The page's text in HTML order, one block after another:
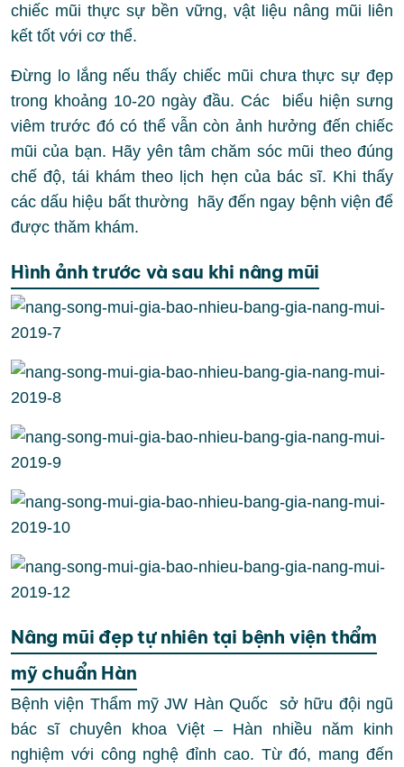
chiếc mũi thực sự bền vững, vật liệu nâng mũi liên
kết tốt với cơ thể.
Đừng lo lắng nếu thấy chiếc mũi chưa thực sự đẹp
trong khoảng 10-20 ngày đầu. Các biểu hiện sưng
viêm trước đó có thể vẫn còn ảnh hưởng đến chiếc
mũi của bạn. Hãy yên tâm chăm sóc mũi theo đúng
chế độ, tái khám theo lịch hẹn của bác sĩ. Khi thấy
các dấu hiệu bất thường hãy đến ngay bệnh viện để
được thăm khám.
Hình ảnh trước và sau khi nâng mũi
Nâng mũi đẹp tự nhiên tại bệnh viện thẩm
mỹ chuẩn Hàn
Bệnh viện Thẩm mỹ JW Hàn Quốc sở hữu đội ngũ
bác sĩ chuyên khoa Việt – Hàn nhiều năm kinh
nghiệm với công nghệ đỉnh cao. Từ đó, mang đến